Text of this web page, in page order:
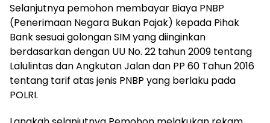
Selanjutnya pemohon membayar Biaya PNBP
(Penerimaan Negara Bukan Pajak) kepada Pihak
Bank sesuai golongan SIM yang diinginkan
berdasarkan dengan UU No. 22 tahun 2009 tentang
Lalulintas dan Angkutan Jalan dan PP 60 Tahun 2016
tentang tarif atas jenis PNBP yang berlaku pada
POLRI.